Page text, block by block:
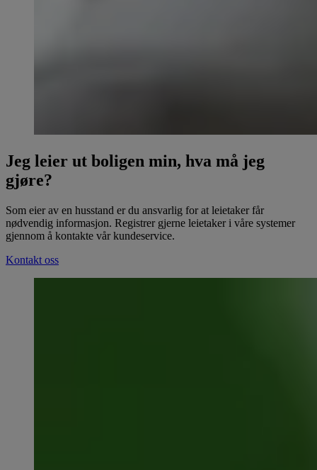
Jeg leier ut boligen min, hva må jeg
gjøre?
Som eier av en husstand er du ansvarlig for at leietaker får
nødvendig informasjon. Registrer gjerne leietaker i våre systemer
gjennom å kontakte vår kundeservice.
Kontakt oss